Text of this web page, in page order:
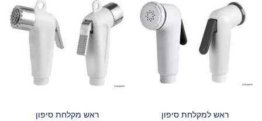
ראש למקלחת סיפון ראש מקלחת סיפון